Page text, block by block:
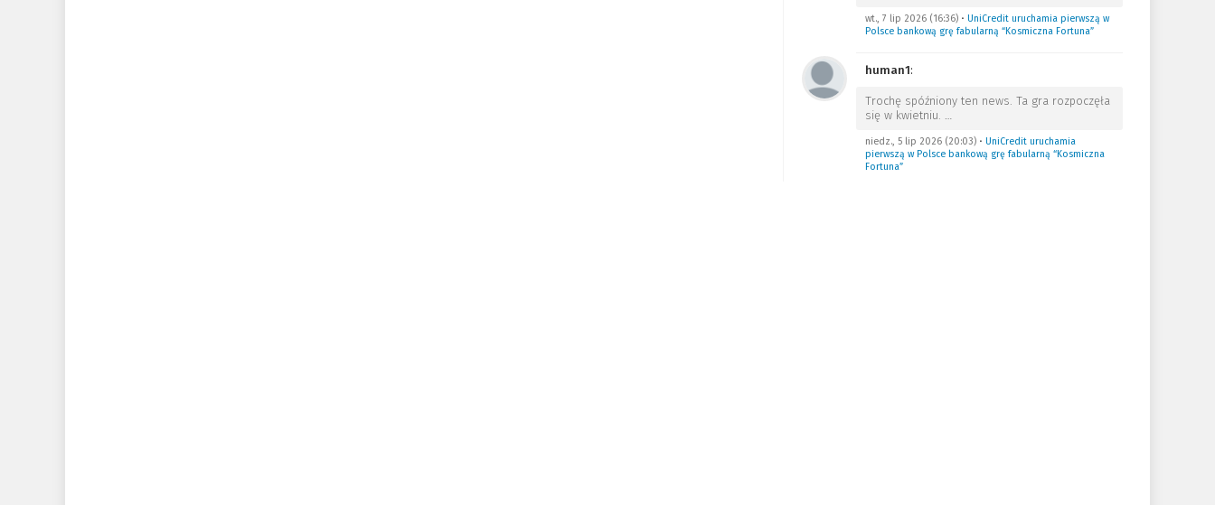
wt., 7 lip 2026 (16:36)• UniCredit uruchamia pierwszą w
Polsce bankową grę fabularną “Kosmiczna Fortuna”
human1:
Trochę spóźniony ten news. Ta gra rozpoczęła
się w kwietniu. …
niedz., 5 lip 2026 (20:03)• UniCredit uruchamia
pierwszą w Polsce bankową grę fabularną “Kosmiczna
Fortuna”